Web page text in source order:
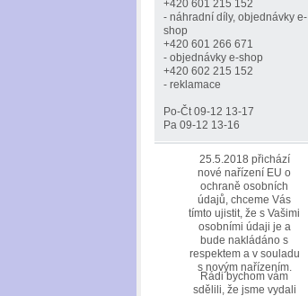
+420 601 215 152
- náhradní díly, objednávky e-
shop
+420 601 266 671
- objednávky e-shop
+420 602 215 152
- reklamace
Po-Čt 09-12 13-17
Pa 09-12 13-16
25.5.2018 přichází
nové nařízení EU o
ochraně osobních
údajů, chceme Vás
tímto ujistit, že s Vašimi
osobními údaji je a
bude nakládáno s
respektem a v souladu
s novým nařízením.
Rádi bychom vám
sdělili, že jsme vydali